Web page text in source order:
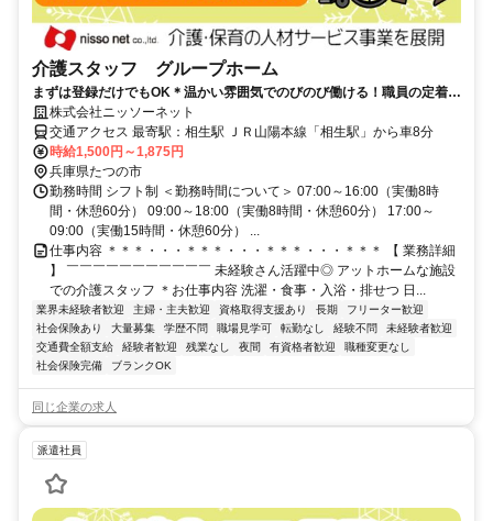
介護スタッフ グループホーム
まずは登録だけでもOK＊温かい雰囲気でのびのび働ける！職員の定着率
も高いんです◎
株式会社ニッソーネット
交通アクセス 最寄駅：相生駅 ＪＲ山陽本線「相生駅」から車8分
時給1,500円～1,875円
兵庫県たつの市
勤務時間 シフト制 ＜勤務時間について＞ 07:00～16:00（実働8時
間・休憩60分） 09:00～18:00（実働8時間・休憩60分） 17:00～
09:00（実働15時間・休憩60分） ...
仕事内容 ＊＊＊・・・＊＊＊・・・＊＊＊・・・＊＊＊ 【 業務詳細
】 ￣￣￣￣￣￣￣￣￣￣￣ 未経験さん活躍中◎ アットホームな施設
での介護スタッフ ＊お仕事内容 洗濯・食事・入浴・排せつ 日...
業界未経験者歓迎 主婦・主夫歓迎 資格取得支援あり 長期
フリーター歓迎
社会保険あり
大量募集 学歴不問 職場見学可 転勤なし 経験不問
未経験者歓迎
交通費全額支給
経験者歓迎 残業なし 夜間 有資格者歓迎
職種変更なし
社会保険完備
ブランクOK
同じ企業の求人
派遣社員